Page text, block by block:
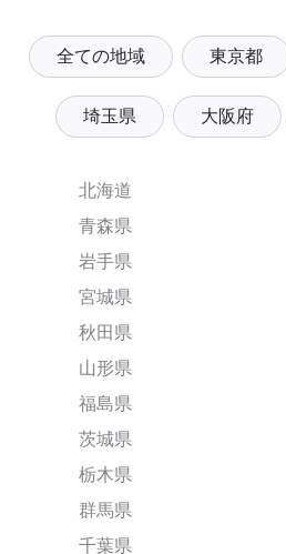
全ての地域 東京都
埼玉県 大阪府
北海道
青森県
岩手県
宮城県
秋田県
山形県
福島県
茨城県
栃木県
群馬県
千葉県